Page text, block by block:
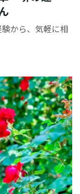
から、気軽に相